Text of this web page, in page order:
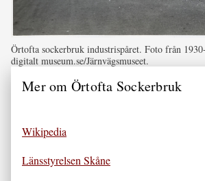
Örtofta sockerbruk industrispåret. Foto från
digitalt museum.se/Järnvägsmuseet.
Mer om Örtofta Sockerbruk
Wikipedia
Länsstyrelsen Skåne